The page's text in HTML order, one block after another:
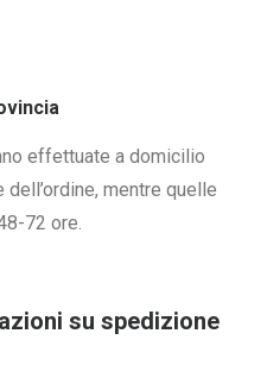
effettuate a domicilio
mentre quelle
72 ore.
su spedizione